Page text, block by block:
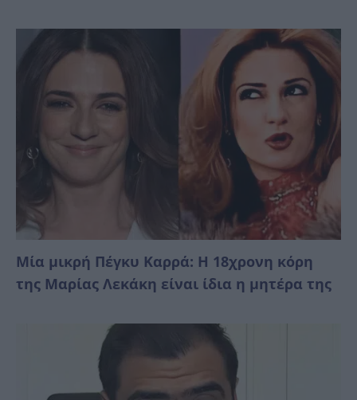
Μία μικρή Πέγκυ Καρρά: Η 18χρονη κόρη
της Μαρίας Λεκάκη είναι ίδια η μητέρα της